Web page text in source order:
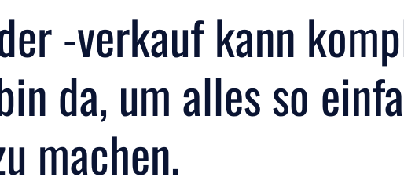
-verkauf kann
da, um alles so
machen.